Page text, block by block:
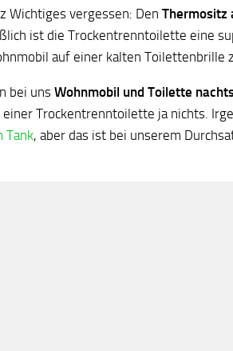
Wichtiges vergessen: Den Thermositz
ist die Trockentrenntoilette eine
auf einer kalten Toilettenbrille
bei uns Wohnmobil und Toilette
Trockentrenntoilette ja nichts.
Tank, aber das ist bei unserem